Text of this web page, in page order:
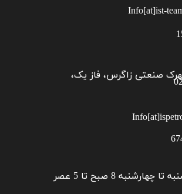
Info[at]ist-
صنعتی زاگرس، فاز یک،
تا چهارشنبه 8 صبح تا 5 عصر